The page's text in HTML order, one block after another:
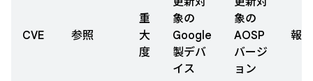
CVE 参照
重
大
度
象の
Google
製デバ
イス
象の
AOSP
バージ
ョン
報